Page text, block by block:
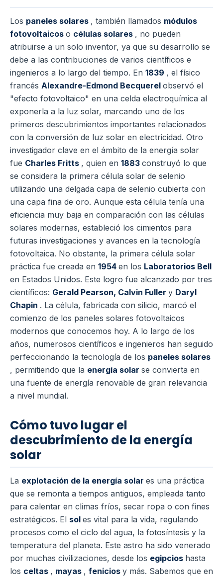
Los paneles solares , también llamados módulos
fotovoltaicos o células solares , no pueden
atribuirse a un solo inventor, ya que su desarrollo se
debe a las contribuciones de varios científicos e
ingenieros a lo largo del tiempo. En 1839 , el físico
francés Alexandre-Edmond Becquerel observó el
"efecto fotovoltaico" en una celda electroquímica al
exponerla a la luz solar, marcando uno de los
primeros descubrimientos importantes relacionados
con la conversión de luz solar en electricidad. Otro
investigador clave en el ámbito de la energía solar
fue Charles Fritts , quien en 1883 construyó lo que
se considera la primera célula solar de selenio
utilizando una delgada capa de selenio cubierta con
una capa fina de oro. Aunque esta célula tenía una
eficiencia muy baja en comparación con las células
solares modernas, estableció los cimientos para
futuras investigaciones y avances en la tecnología
fotovoltaica. No obstante, la primera célula solar
práctica fue creada en 1954 en los Laboratorios Bell
en Estados Unidos. Este logro fue alcanzado por tres
científicos: Gerald Pearson, Calvin Fuller y Daryl
Chapin . La célula, fabricada con silicio, marcó el
comienzo de los paneles solares fotovoltaicos
modernos que conocemos hoy. A lo largo de los
años, numerosos científicos e ingenieros han seguido
perfeccionando la tecnología de los paneles solares
, permitiendo que la energía solar se convierta en
una fuente de energía renovable de gran relevancia
a nivel mundial.
Cómo tuvo lugar el
descubrimiento de la energía
solar
La explotación de la energía solar es una práctica
que se remonta a tiempos antiguos, empleada tanto
para calentar en climas fríos, secar ropa o con fines
estratégicos. El sol es vital para la vida, regulando
procesos como el ciclo del agua, la fotosíntesis y la
temperatura del planeta. Este astro ha sido venerado
por muchas civilizaciones, desde los egipcios hasta
los celtas , mayas , fenicios y más. Sabemos que en